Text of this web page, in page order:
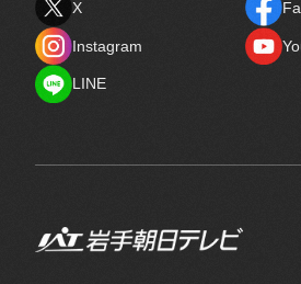
X
Instagram
LINE